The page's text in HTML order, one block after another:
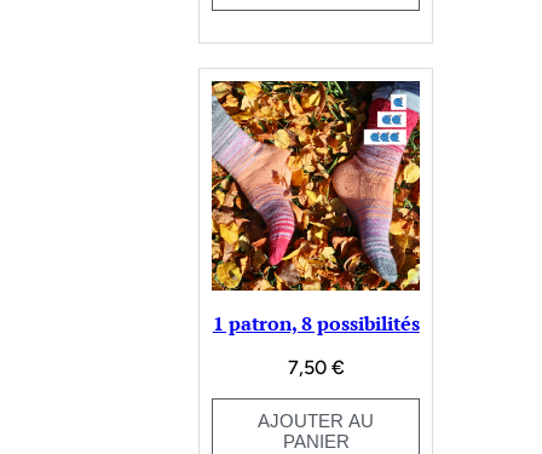
1 patron, 8 possibilités
7,50 €
AJOUTER AU
PANIER